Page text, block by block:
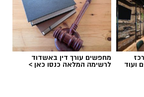
ועוד
מחפשים עורך דין באשדוד
לרשימה המלאה כנסו כאן >